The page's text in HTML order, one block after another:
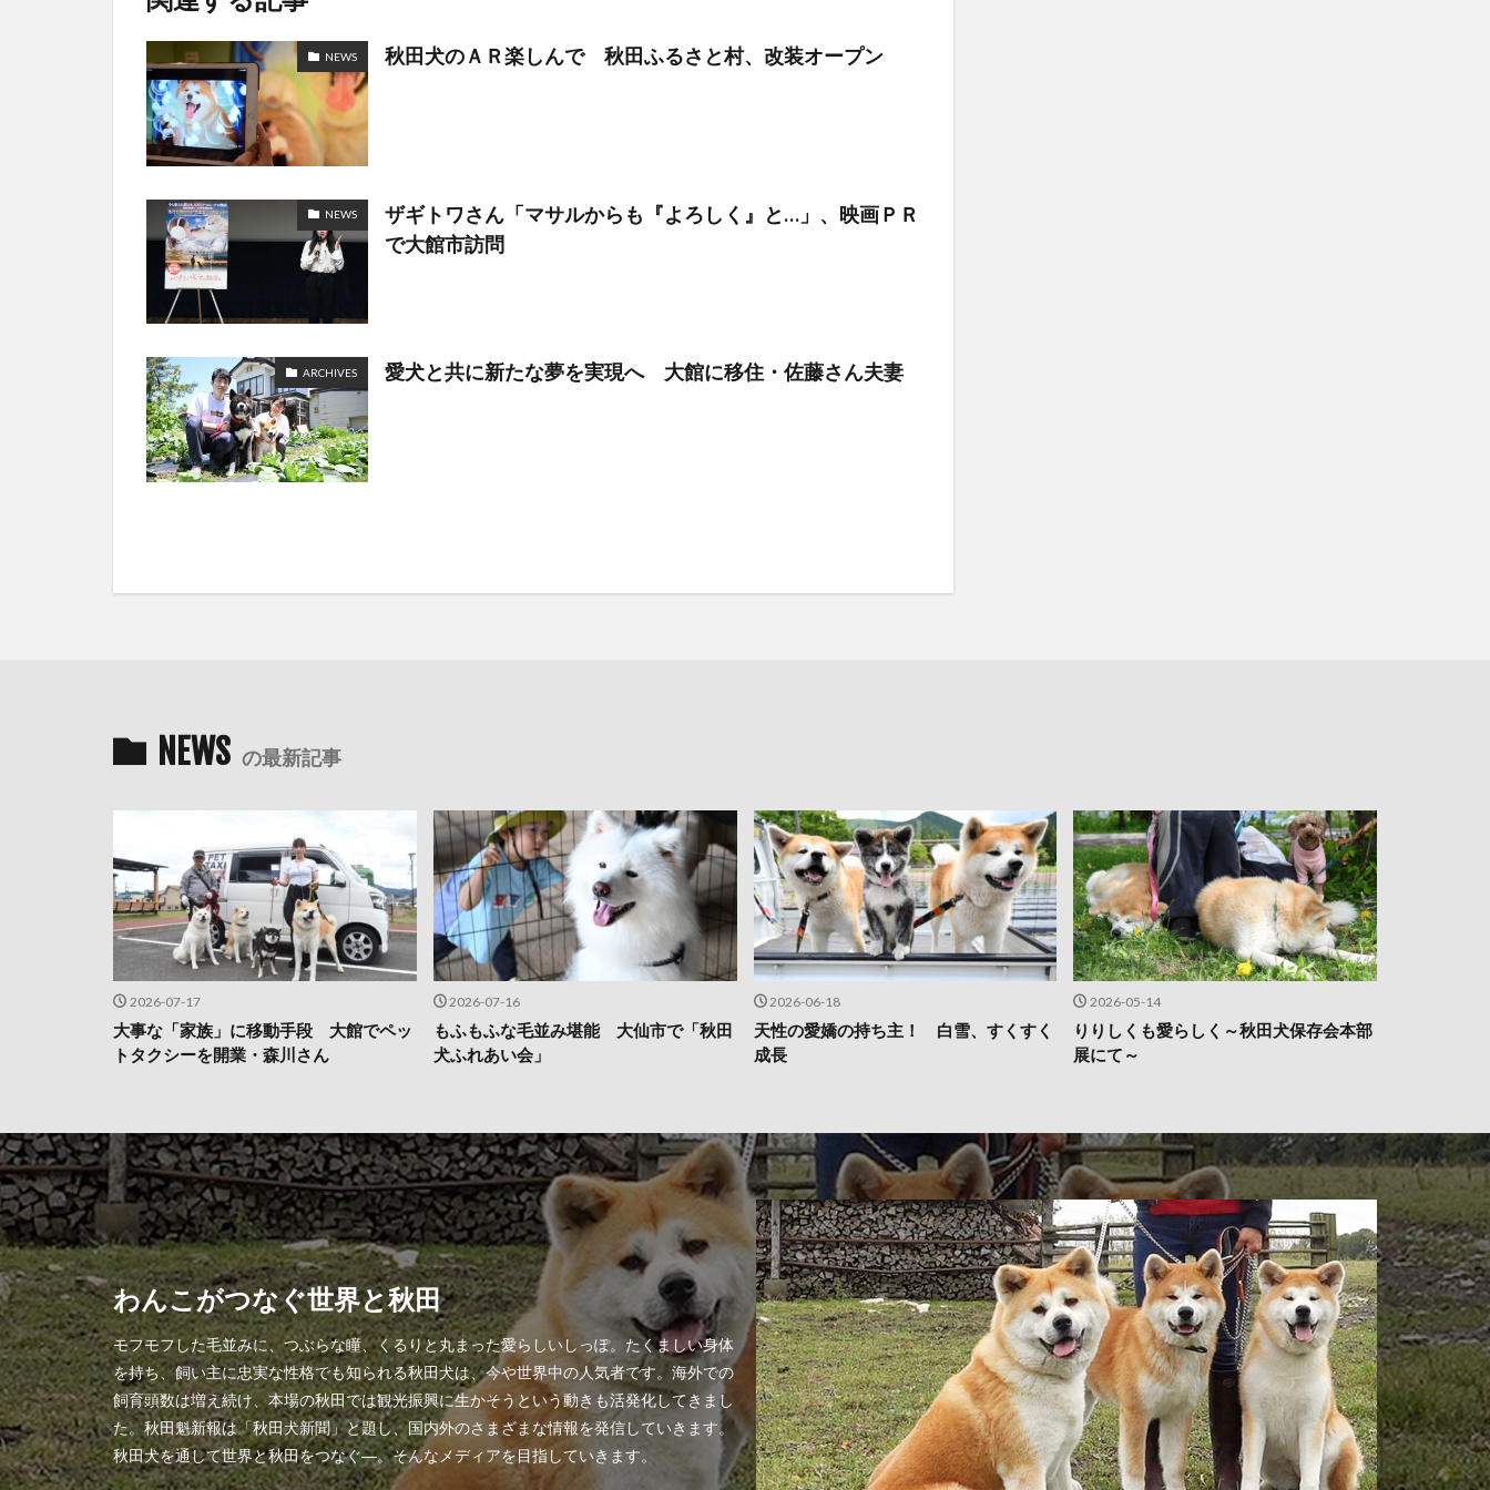
NEWS 秋田犬のＡＲ楽しんで 秋田ふるさと村、改装オープン
NEWS
ザギトワさん「マサルからも『よろしく』と…」、映画ＰＲ
で大館市訪問
ARCHIVES 愛犬と共に新たな夢を実現へ 大館に移住・佐藤さん夫妻
NEWS の最新記事
2026-07-17
大事な「家族」に移動手段 大館でペッ
トタクシーを開業・森川さん
2026-07-16
もふもふな毛並み堪能 大仙市で「秋田
犬ふれあい会」
2026-06-18
天性の愛嬌の持ち主！ 白雪、すくすく
成長
2026-05-14
りりしくも愛らしく～秋田犬保存会本部
展にて～
わんこがつなぐ世界と秋田
モフモフした毛並みに、つぶらな瞳、くるりと丸まった愛らしいしっぽ。たくましい身体
を持ち、飼い主に忠実な性格でも知られる秋田犬は、今や世界中の人気者です。海外での
飼育頭数は増え続け、本場の秋田では観光振興に生かそうという動きも活発化してきまし
た。秋田魁新報は「秋田犬新聞」と題し、国内外のさまざまな情報を発信していきます。
秋田犬を通して世界と秋田をつなぐ―。そんなメディアを目指していきます。